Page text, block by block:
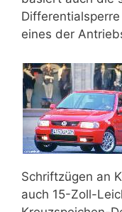
eines der
Schriftzügen an
auch 15-Zoll-